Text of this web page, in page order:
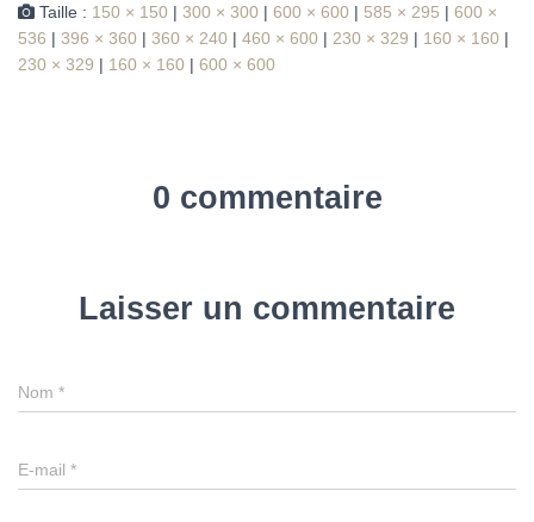
Taille : 150 × 150 | 300 × 300 | 600 × 600 | 585 × 295 | 600 ×
536 | 396 × 360 | 360 × 240 | 460 × 600 | 230 × 329 | 160 × 160 |
230 × 329 | 160 × 160 | 600 × 600
0 commentaire
Laisser un commentaire
Nom *
E-mail *